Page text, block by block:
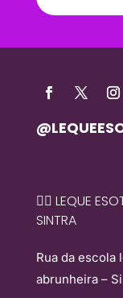
🧙‍♀️ LEQUE
SINTRA
Rua da escola
abrunheira –